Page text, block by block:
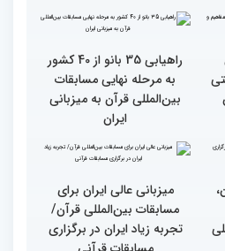
گزارش تصویری اولین روز
رقابت بخش بانوان چهلمین
دوره مسابقات بین المللی
قرآن کریم (بخش اول)
محتوای قرآن با نظامات
غیبی موثر بر زندگی افراد